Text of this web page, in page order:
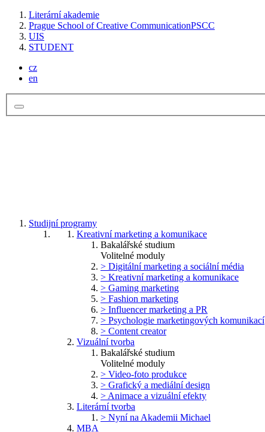
Literární akademie
Prague School of Creative CommunicationPSCC
UIS
STUDENT
cz
en
Studijní programy
Kreativní marketing a komunikace
Bakalářské studium
Volitelné moduly
> Digitální marketing a sociální média
> Kreativní marketing a komunikace
> Gaming marketing
> Fashion marketing
> Influencer marketing a PR
> Psychologie marketingových komunikací
> Content creator
Vizuální tvorba
Bakalářské studium
Volitelné moduly
> Video-foto produkce
> Grafický a mediální design
> Animace a vizuální efekty
Literární tvorba
> Nyní na Akademii Michael
MBA